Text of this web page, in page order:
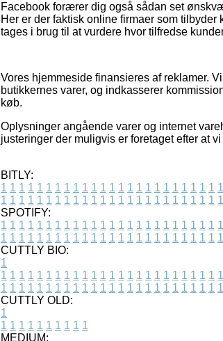
Facebook forærer dig også sådan set
Her er der faktisk online firmaer som
tages i brug til at vurdere hvor tilfredse
Vores hjemmeside finansieres af reklamer.
butikkernes varer, og indkasserer
køb.
Oplysninger angående varer og internet
justeringer der muligvis er foretaget efter at
BITLY:
1 1 1 1 1 1 1 1 1 1 1 1 1 1 1 1 1 1 1 1 1 1 1 1 1
1 1 1 1 1 1 1 1 1 1 1 1 1 1 1 1 1 1 1 1 1 1 1 1 1
SPOTIFY:
1 1 1 1 1 1 1 1 1 1 1 1 1 1 1 1 1 1 1 1 1 1 1 1 1
1 1 1 1 1 1 1 1 1 1 1 1 1 1 1 1 1 1 1 1 1 1 1 1 1
CUTTLY BIO:
1
1 1 1 1 1 1 1 1 1 1 1 1 1 1 1 1 1 1 1 1 1 1 1 1 1
1 1 1 1 1 1 1 1 1 1 1 1 1 1 1 1 1 1 1 1 1 1 1 1 1
CUTTLY OLD:
1
1 1 1 1 1 1 1 1 1 1
MEDIUM: